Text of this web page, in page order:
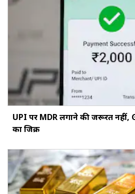
UPI पर MDR लगाने की जरूरत नहीं,
का जिक्र